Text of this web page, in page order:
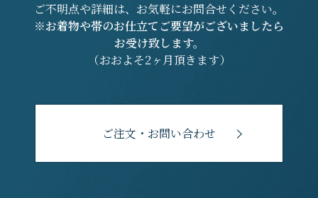
ご不明点や詳細は、お気軽にお問合せください。
※お着物や帯のお仕立てご要望がございましたら
お受け致します。
（おおよそ2ヶ月頂きます）
ご注文・お問い合わせ